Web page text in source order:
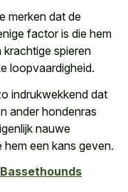
merken dat de
factor is die hem
krachtige spieren
loopvaardigheid.
indrukwekkend dat
ander hondenras
nauwe
een kans geven.